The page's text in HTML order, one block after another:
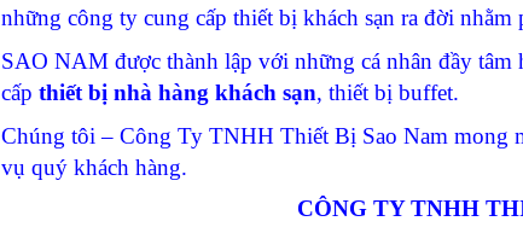
những công ty cung cấp thiết bị khách sạn ra đời
SAO NAM được thành lập với những cá nhân đầy
cấp thiết bị nhà hàng khách sạn, thiết bị buffet.
Chúng tôi – Công Ty TNHH Thiết Bị Sao Nam mong
vụ quý khách hàng.
CÔNG TY TNHH